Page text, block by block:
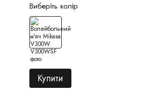
Виберіть колір
Купити